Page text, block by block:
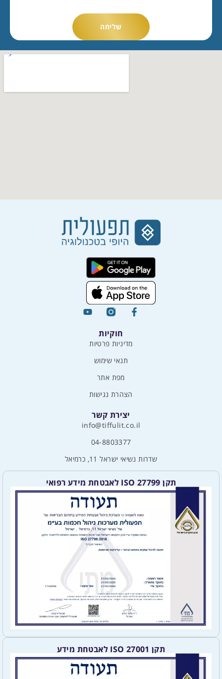
שליחה
חוקיות
מדיניות פרטיות
תנאי שימוש
מפת אתר
הצהרת נגישות
יצירת קשר
info@tiffulit.co.il
04-8803377
שדרות נשיאי ישראל 11, כרמיאל
תקן ISO 27799 לאבטחת מידע רפואי
תקן ISO 27001 לאבטחת מידע